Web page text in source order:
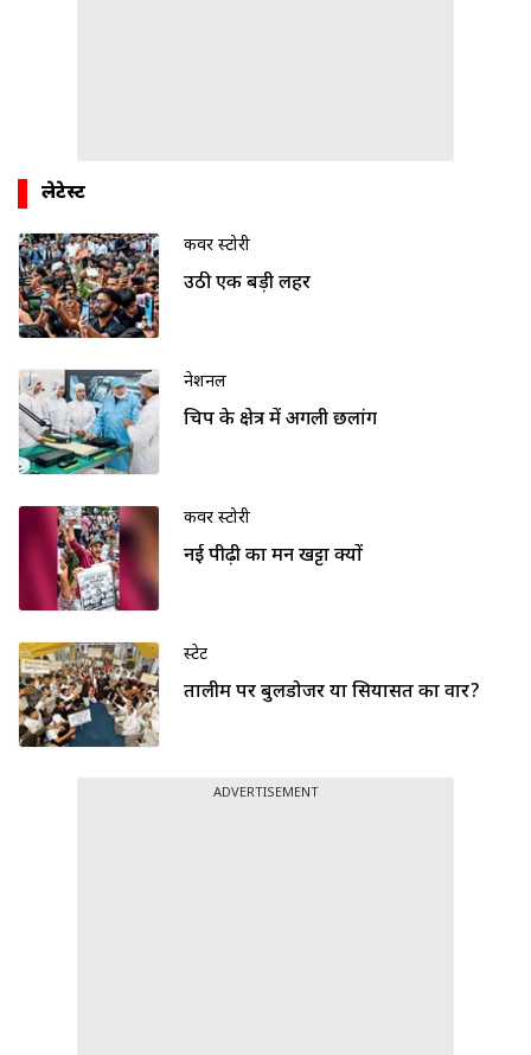
लेटेस्ट
कवर स्टोरी
उठी एक बड़ी लहर
नेशनल
चिप के क्षेत्र में अगली छलांग
कवर स्टोरी
नई पीढ़ी का मन खट्टा क्यों
स्टेट
तालीम पर बुलडोजर या सियासत का वार?
ADVERTISEMENT